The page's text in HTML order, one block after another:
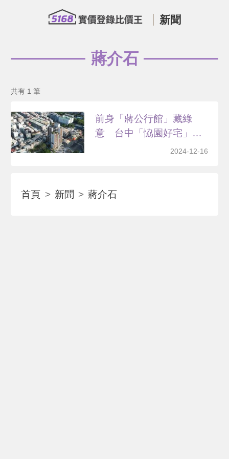
新聞
蔣介石
共有 1 筆
前身「蔣公行館」藏綠
意 台中「恊園好宅」百
2024-12-16
首頁 新聞 蔣介石